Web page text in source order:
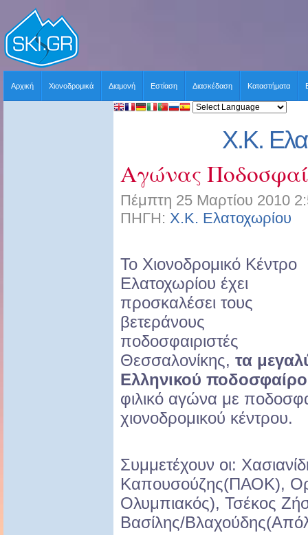
Αρχική Χιονοδρομικά Διαμονή Εστίαση Διασκέδαση Καταστήματα
Χ.Κ.
Αγώνας
Πέμπτη 25 Μαρτίου 2010
ΠΗΓΗ: Χ.Κ. Ελατοχωρίου
Το Χιονοδρομικό Κέντρο
Ελατοχωρίου έχει
προσκαλέσει τους
βετεράνους
ποδοσφαιριστές
Θεσσαλονίκης, τα
Ελληνικού
φιλικό αγώνα με
χιονοδρομικού κέντρου.
Συμμετέχουν οι:
Καπουσούζης(ΠΑΟΚ),
Ολυμπιακός), Τσέκος
Βασίλης/